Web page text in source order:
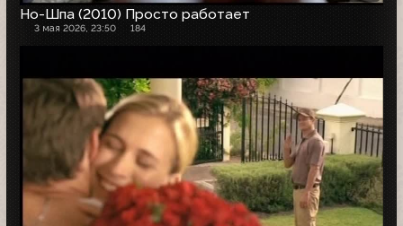
Но-Шпа (2010) Просто работает
3 мая 2026, 23:50 184